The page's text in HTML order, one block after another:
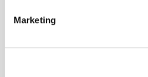
Marketing